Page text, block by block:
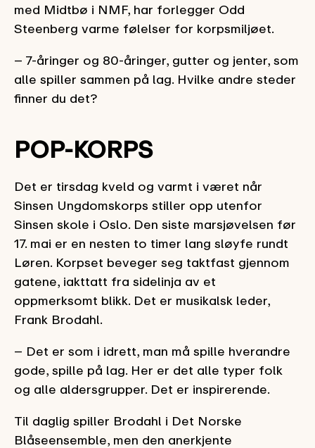
med Midtbø i NMF, har forlegger Odd
Steenberg varme følelser for korpsmiljøet.
– 7-åringer og 80-åringer, gutter og jenter, som
alle spiller sammen på lag. Hvilke andre steder
finner du det?
POP-KORPS
Det er tirsdag kveld og varmt i været når
Sinsen Ungdomskorps stiller opp utenfor
Sinsen skole i Oslo. Den siste marsjøvelsen før
17. mai er en nesten to timer lang sløyfe rundt
Løren. Korpset beveger seg taktfast gjennom
gatene, iakttatt fra sidelinja av et
oppmerksomt blikk. Det er musikalsk leder,
Frank Brodahl.
– Det er som i idrett, man må spille hverandre
gode, spille på lag. Her er det alle typer folk
og alle aldersgrupper. Det er inspirerende.
Til daglig spiller Brodahl i Det Norske
Blåseensemble, men den anerkjente